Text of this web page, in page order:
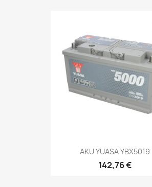
AKU YUASA YBX5019
142,76 €